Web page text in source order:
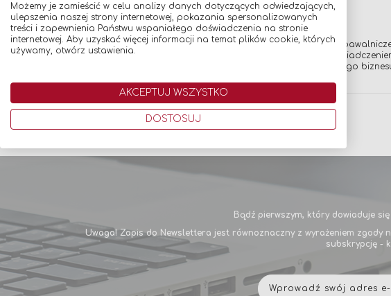
MARKA TMT
Wychodząc naprzeciw coraz wyższym oczekiwaniom branży
produkowane we Włoszech przez ekspertów z wieloletnim
spawalniczy, stanowiący odpowiedź na wyzwania nowoczesnego
Bądź pierwszym, który dowiaduje
Uwaga! Zapis do Newslettera jest równoznaczny z wyrażeniem
subskrypcję -
Możemy je zamieścić w celu analizy danych dotyczących odwiedzających,
ulepszenia naszej strony internetowej, pokazania spersonalizowanych
treści i zapewnienia Państwu wspaniałego doświadczenia na stronie
internetowej. Aby uzyskać więcej informacji na temat plików cookie, których
używamy, otwórz ustawienia.
AKCEPTUJ WSZYSTKO
DOSTOSUJ